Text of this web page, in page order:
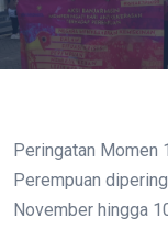
Peringatan Momen
Perempuan
November hingga